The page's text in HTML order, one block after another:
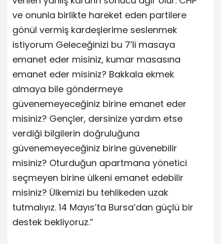
ve onunla birlikte hareket eden partilere
gönül vermiş kardeşlerime seslenmek
istiyorum Geleceğinizi bu 7’li masaya
emanet eder misiniz, kumar masasına
emanet eder misiniz? Bakkala ekmek
almaya bile göndermeye
güvenemeyeceğiniz birine emanet eder
misiniz? Gençler, dersinize yardım etse
verdiği bilgilerin doğruluğuna
güvenemeyeceğiniz birine güvenebilir
misiniz? Oturduğun apartmana yönetici
seçmeyen birine ülkeni emanet edebilir
misiniz? Ülkemizi bu tehlikeden uzak
tutmalıyız. 14 Mayıs’ta Bursa’dan güçlü bir
destek bekliyoruz.”